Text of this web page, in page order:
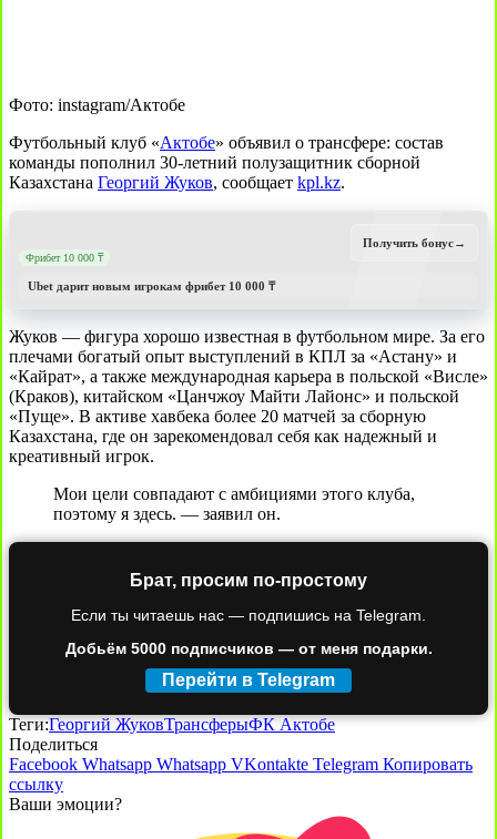
Фото: instagram/Актобе
Футбольный клуб «Актобе» объявил о трансфере: состав
команды пополнил 30-летний полузащитник сборной
Казахстана Георгий Жуков, сообщает kpl.kz.
Фрибет 10 000 ₸
Ubet дарит новым игрокам фрибет 10 000 ₸
Получить бонус→
Жуков — фигура хорошо известная в футбольном мире. За его
плечами богатый опыт выступлений в КПЛ за «Астану» и
«Кайрат», а также международная карьера в польской «Висле»
(Краков), китайском «Цанчжоу Майти Лайонс» и польской
«Пуще». В активе хавбека более 20 матчей за сборную
Казахстана, где он зарекомендовал себя как надежный и
креативный игрок.
Мои цели совпадают с амбициями этого клуба,
поэтому я здесь. — заявил он.
Брат, просим по-простому
Если ты читаешь нас — подпишись на Telegram.
Добьём 5000 подписчиков — от меня подарки.
Перейти в Telegram
Теги:Георгий ЖуковТрансферыФК Актобе
Поделиться
Facebook Whatsapp Whatsapp VKontakte Telegram Копировать
ссылку
Ваши эмоции?